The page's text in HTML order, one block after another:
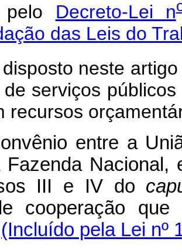
Decreto-Lei n
das Leis do
neste
serviços
recursos
entre a
Fazenda
III e IV do
cooperação que
(Incluído pela Lei nº